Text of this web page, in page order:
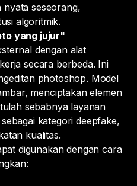
seseorang,
algoritmik.
yang jujur"
dengan alat
secara berbeda. Ini
photoshop. Model
menciptakan elemen
sebabnya layanan
kategori deepfake,
kualitas.
digunakan dengan cara